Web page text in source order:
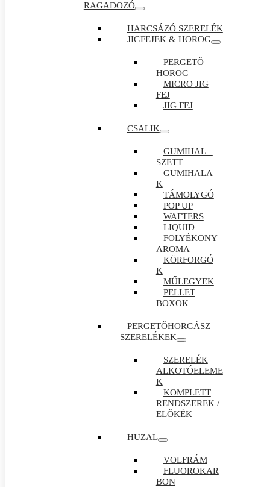
RAGADOZÓ
HARCSÁZÓ SZERELÉK
JIGFEJEK & HOROG
PERGETŐ
HOROG
MICRO JIG
FEJ
JIG FEJ
CSALIK
GUMIHAL –
SZETT
GUMIHALA
K
TÁMOLYGÓ
POP UP
WAFTERS
LIQUID
FOLYÉKONY
AROMA
KÖRFORGÓ
K
MŰLEGYEK
PELLET
BOXOK
PERGETŐHORGÁSZ
SZERELÉKEK
SZERELÉK
ALKOTÓELEME
K
KOMPLETT
RENDSZEREK /
ELŐKÉK
HUZAL
VOLFRÁM
FLUOROKAR
BON